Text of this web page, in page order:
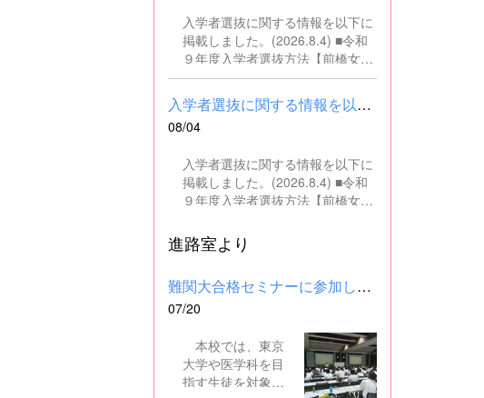
整理事務、電話対応、書類の整
理、その他事務補助業務全般 ■募
集人数 １名 ■募集対象 以下の条
件を満たしている方 基本的なパソ
コン操作（Word、Excelなど）が
できる方 なお、以下に該当する方
は、応募できませんので御了承く
条に該当する者（以下のいずれか
に該当する人） ・禁錮以上の刑に
処せられ、その執行を終わるまで
までの者 ・群馬県職員として懲戒
から2年を経過しない者 ・人事委
員会又は公平委員会の委員の職に
あって、地方公務員法第60条から
第63条までに規定する罪を犯し、
刑に処せられた者 ・日本国憲法又
はその下に成立した政府を暴力で
破壊することを主張する政党その
入学者選抜に関する情報を以下に
掲載しました。(2026.8.4) ■令和
９年度入学者選抜方法【前橋女子
高校】pdf はこちら ■群馬県教育
委員会webサイト 高校入試に関
するページはこちら
入学者選抜に関する情報を以下に掲載しました。(2026.8.4) ■令和...
08/04
入学者選抜に関する情報を以下に
掲載しました。(2026.8.4) ■令和
９年度入学者選抜方法【前橋女子
委員会webサイト 高校入試に関
するページはこちら
進路室より
難関大合格セミナーに参加しました
07/20
本校では、東京
大学や医学科を目
指す生徒を対象